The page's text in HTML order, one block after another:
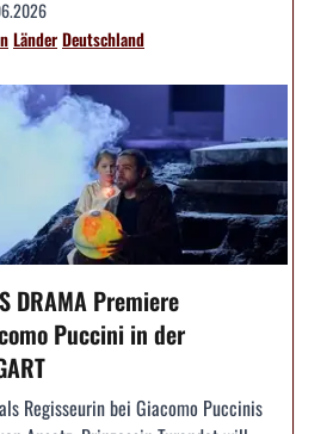
LänderDeutschland
DRAMA Premiere
Puccini in der
Regisseurin bei Giacomo Puccinis